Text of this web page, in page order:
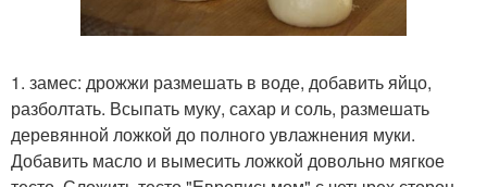
1. замес: дрожжи размешать в воде, добавить яйцо,
разболтать. Всыпать муку, сахар и соль, размешать
деревянной ложкой до полного увлажнения муки.
Добавить масло и вымесить ложкой довольно мягкое